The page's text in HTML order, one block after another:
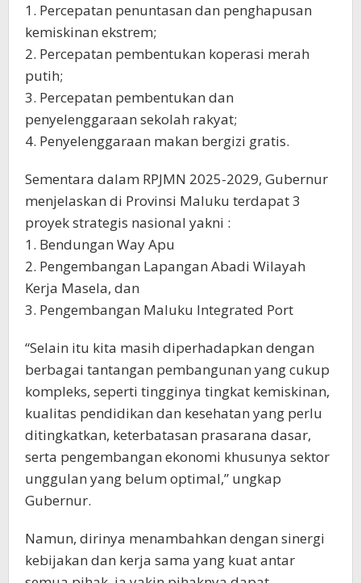
1. Percepatan penuntasan dan penghapusan
kemiskinan ekstrem;
2. Percepatan pembentukan koperasi merah
putih;
3. Percepatan pembentukan dan
penyelenggaraan sekolah rakyat;
4. Penyelenggaraan makan bergizi gratis.
Sementara dalam RPJMN 2025-2029, Gubernur
menjelaskan di Provinsi Maluku terdapat 3
proyek strategis nasional yakni :
1. Bendungan Way Apu
2. Pengembangan Lapangan Abadi Wilayah
Kerja Masela, dan
3. Pengembangan Maluku Integrated Port
“Selain itu kita masih diperhadapkan dengan
berbagai tantangan pembangunan yang cukup
kompleks, seperti tingginya tingkat kemiskinan,
kualitas pendidikan dan kesehatan yang perlu
ditingkatkan, keterbatasan prasarana dasar,
serta pengembangan ekonomi khusunya sektor
unggulan yang belum optimal,” ungkap
Gubernur.
Namun, dirinya menambahkan dengan sinergi
kebijakan dan kerja sama yang kuat antar